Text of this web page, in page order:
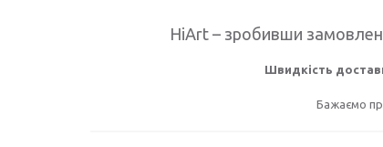
HiArt – зробивши
Швидкість
Бажаємо